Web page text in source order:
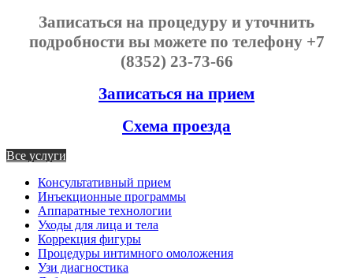
Записаться на процедуру и уточнить
подробности вы можете по телефону +7
(8352) 23-73-66
Записаться на прием
Схема проезда
Все услуги
Консультативный прием
Инъекционные программы
Аппаратные технологии
Уходы для лица и тела
Коррекция фигуры
Процедуры интимного омоложения
Узи диагностика